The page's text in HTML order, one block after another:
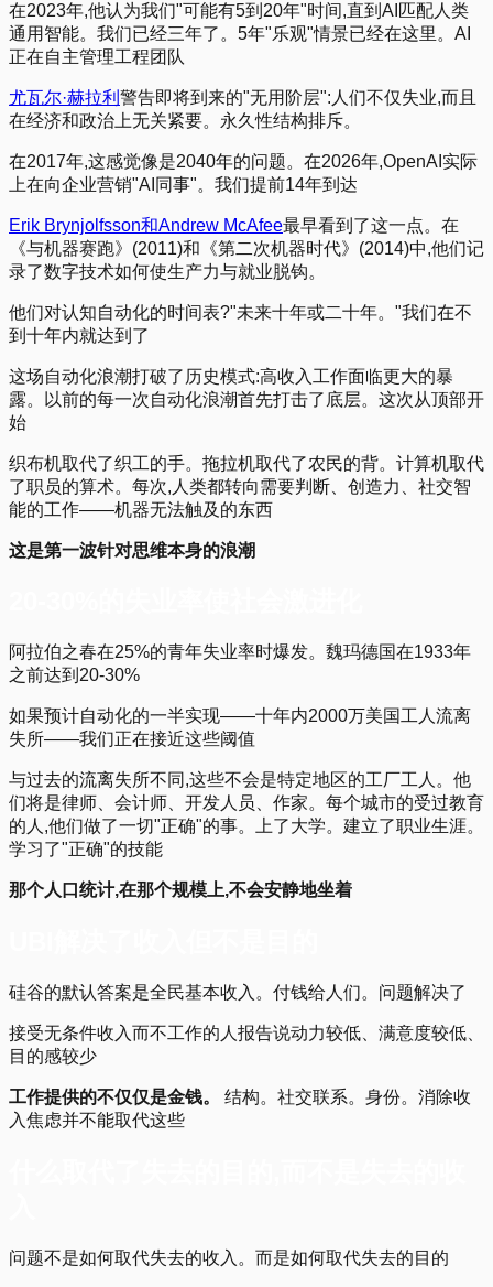
在2023年,他认为我们"可能有5到20年"时间,直到AI匹配人类
通用智能。我们已经三年了。5年"乐观"情景已经在这里。AI
正在自主管理工程团队
尤瓦尔·赫拉利 警告即将到来的"无用阶层":人们不仅失业,而且
在经济和政治上无关紧要。永久性结构排斥。
在2017年,这感觉像是2040年的问题。在2026年,OpenAI实际
上在向企业营销"AI同事"。我们提前14年到达
Erik Brynjolfsson和Andrew McAfee最早看到了这一点。在
《与机器赛跑》(2011)和《第二次机器时代》(2014)中,他们记
录了数字技术如何使生产力与就业脱钩。
他们对认知自动化的时间表?"未来十年或二十年。"我们在不
到十年内就达到了
这场自动化浪潮打破了历史模式:高收入工作面临更大的暴
露。以前的每一次自动化浪潮首先打击了底层。这次从顶部开
始
织布机取代了织工的手。拖拉机取代了农民的背。计算机取代
了职员的算术。每次,人类都转向需要判断、创造力、社交智
能的工作——机器无法触及的东西
这是第一波针对思维本身的浪潮
阿拉伯之春在25%的青年失业率时爆发。魏玛德国在1933年
之前达到20-30%
如果预计自动化的一半实现——十年内2000万美国工人流离
失所——我们正在接近这些阈值
与过去的流离失所不同,这些不会是特定地区的工厂工人。他
们将是律师、会计师、开发人员、作家。每个城市的受过教育
的人,他们做了一切"正确"的事。上了大学。建立了职业生涯。
学习了"正确"的技能
那个人口统计,在那个规模上,不会安静地坐着
硅谷的默认答案是全民基本收入。付钱给人们。问题解决了
接受无条件收入而不工作的人报告说动力较低、满意度较低、
目的感较少
工作提供的不仅仅是金钱。
结构。社交联系。身份。消除收
入焦虑并不能取代这些
问题不是如何取代失去的收入。而是如何取代失去的目的